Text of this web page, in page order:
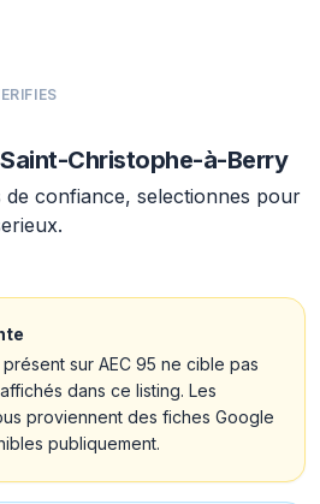
Christophe-à-Berry
confiance, selectionnes pour
sur AEC 95 ne cible pas
dans ce listing. Les
proviennent des fiches Google
publiquement.